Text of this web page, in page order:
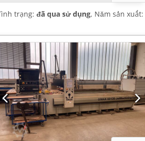
trạng: đã qua sử dụng, Năm sản xuất: